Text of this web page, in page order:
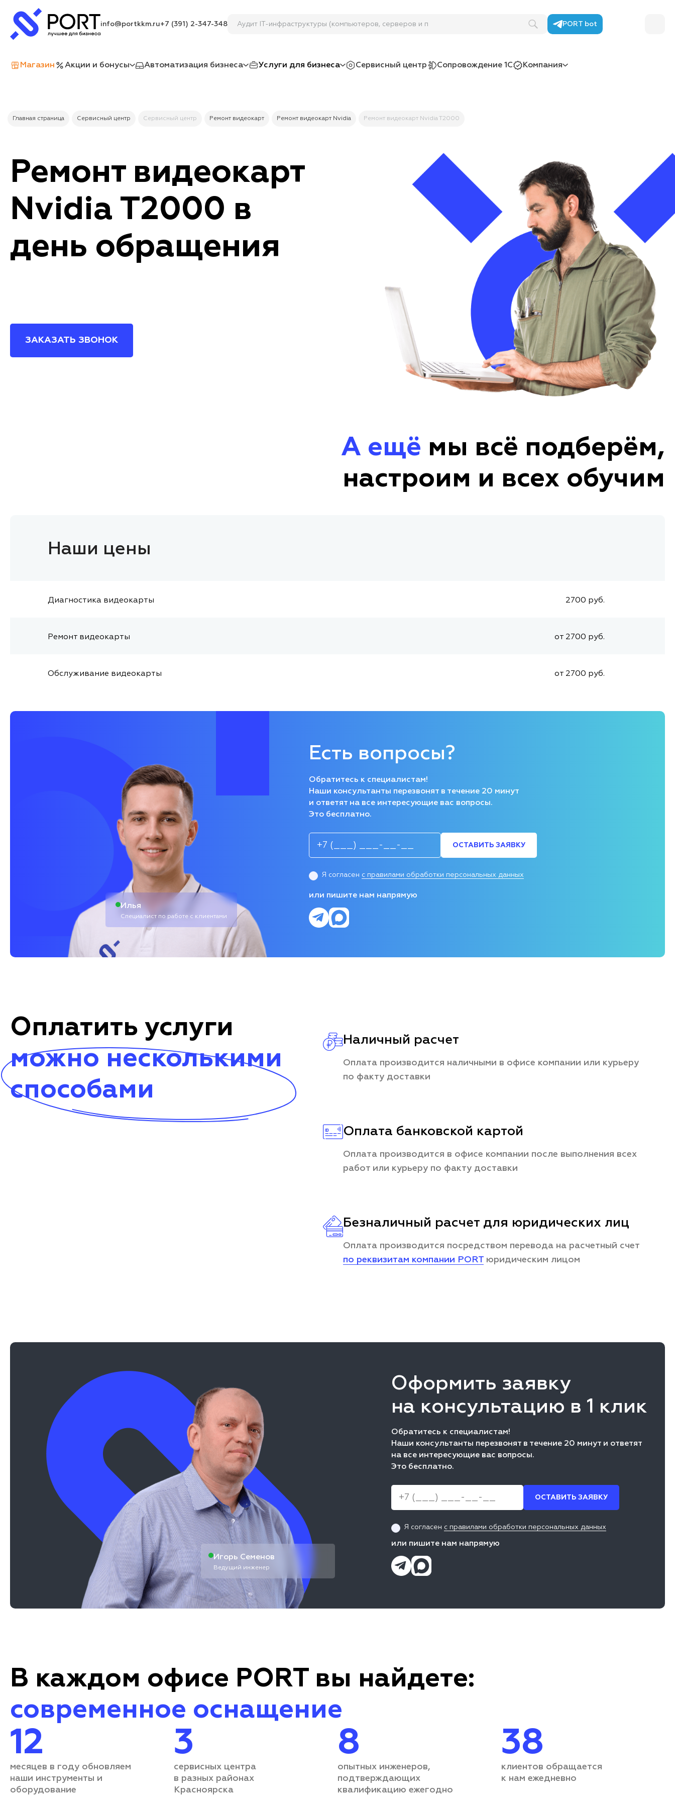
info@portkkm.ru+7 (391) 2-347-348 Аудит IT-инфраструктуры (компьютеров, серверов и пр.) PORT bot
Магазин Акции и бонусы Автоматизация бизнеса Услуги для бизнеса Сервисный центр Сопровождение 1С Компания
Главная страница Сервисный центр Сервисный центр Ремонт видеокарт Ремонт видеокарт Nvidia Ремонт видеокарт Nvidia T2000
Ремонт видеокарт
Nvidia T2000 в
день обращения
ЗАКАЗАТЬ ЗВОНОК
А ещё мы всё подберём,
настроим и всех обучим
Наши цены
Диагностика видеокарты 2700 руб.
Ремонт видеокарты от 2700 руб.
Обслуживание видеокарты от 2700 руб.
Илья
Специалист по работе с клиентами
Есть вопросы?
Обратитесь к специалистам!
Наши консультанты перезвонят в течение 20 минут
и ответят на все интересующие вас вопросы.
Это бесплатно.
ОСТАВИТЬ ЗАЯВКУ
Я согласен с правилами обработки персональных данных
или пишите нам напрямую
Оплатить услуги
можно несколькими
способами
Наличный расчет
Оплата производится наличными в офисе компании или курьеру
по факту доставки
Оплата банковской картой
Оплата производится в офисе компании после выполнения всех
работ или курьеру по факту доставки
Безналичный расчет для юридических лиц
Оплата производится посредством перевода на расчетный счет
по реквизитам компании PORTюридическим лицом
Игорь Семенов
Ведущий инженер
Оформить заявку
на консультацию в 1 клик
Обратитесь к специалистам!
Наши консультанты перезвонят в течение 20 минут и ответят
на все интересующие вас вопросы.
Это бесплатно.
ОСТАВИТЬ ЗАЯВКУ
Я согласен с правилами обработки персональных данных
или пишите нам напрямую
В каждом офисе PORT вы найдете:
современное оснащение
12
месяцев в году обновляем
наши инструменты и
оборудование
3
сервисных центра
в разных районах
Красноярска
8
опытных инженеров,
подтверждающих
квалификацию ежегодно
38
клиентов обращается
к нам ежедневно